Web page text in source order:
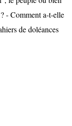
- Comment a-t-elle
de doléances